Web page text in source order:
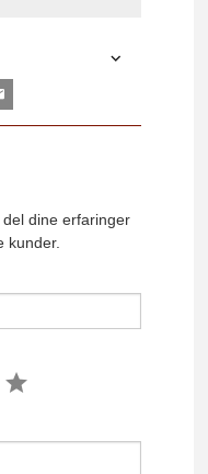
dine erfaringer
kunder.
star